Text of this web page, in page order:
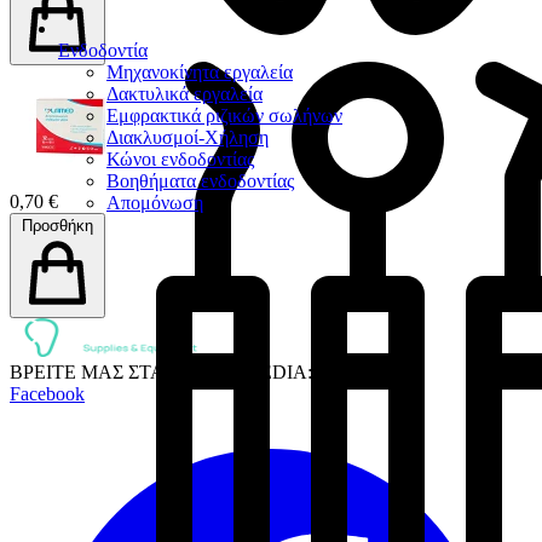
Ενδοδοντία
Μηχανοκίνητα εργαλεία
Δακτυλικά εργαλεία
Εμφρακτικά ριζικών σωλήνων
Διακλυσμοί-Χήληση
Κώνοι ενδοδοντίας
Βοηθήματα ενδοδοντίας
Απομόνωση
0,70 €
Προσθήκη
ΒΡΕΙΤΕ ΜΑΣ ΣΤΑ SOCIAL MEDIA:
Facebook